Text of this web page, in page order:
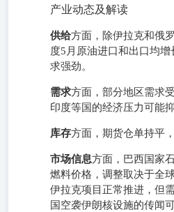
产业动态及解读
供给方面，除伊拉克和俄
度5月原油进口和出口均
求强劲。
需求方面，部分地区需求
印度等国的经济压力可能
库存方面，期货仓单持平
市场信息方面，巴西国家
燃料价格，调整取决于全
伊拉克项目正常推进，但
国空袭伊朗核设施的传闻